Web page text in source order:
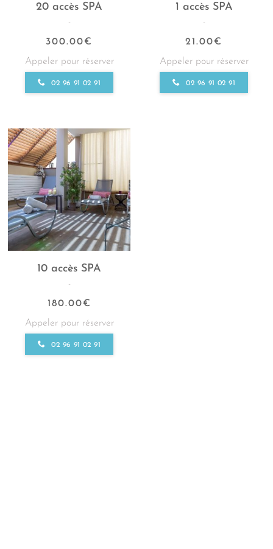
20 accès SPA
-
300.00€
Appeler pour réserver
02 96 91 02 91
1 accès SPA
-
21.00€
Appeler pour réserver
02 96 91 02 91
10 accès SPA
-
180.00€
Appeler pour réserver
02 96 91 02 91